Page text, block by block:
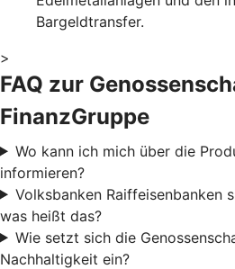
Bargeldtransfer.
>
FAQ zur
FinanzGruppe
Wo kann ich mich über die
informieren?
Volksbanken Raiffeisenbanken
was heißt das?
Wie setzt sich die
Nachhaltigkeit ein?